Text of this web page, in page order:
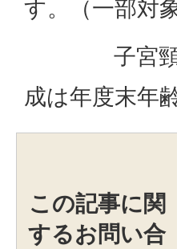
す。（一部対
子宮頸が
成は年度末年
この記事に関
するお問い合